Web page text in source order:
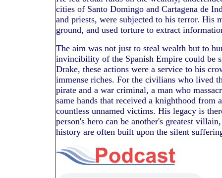
cities of Santo Domingo and Cartagena de
and priests, were subjected to his terror. His
ground, and used torture to extract
The aim was not just to steal wealth but to
invincibility of the Spanish Empire could be
Drake, these actions were a service to his
immense riches. For the civilians who lived
pirate and a war criminal, a man who
same hands that received a knighthood from
countless unnamed victims. His legacy is
person's hero can be another's greatest
history are often built upon the silent